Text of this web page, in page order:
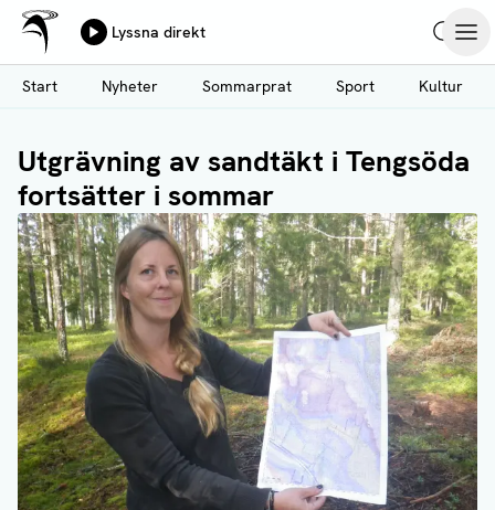
Hoppa
till
huvudinnehåll
Ålands Radio & TV
Lyssna direkt
Start
Nyheter Sommarprat Sport Kultur
Utgrävning av sandtäkt i Tengsöda
fortsätter i sommar